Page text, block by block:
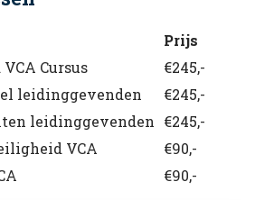
Prijs
Cursus
€245,-
leidinggevenden
€245,-
leidinggevenden €245,-
VCA
€90,-
€90,-